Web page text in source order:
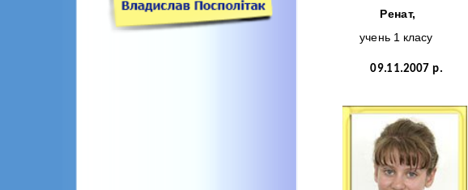
Ренат,
учень 1 класу
09.11.2007 р.